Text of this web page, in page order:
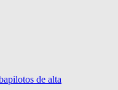
pilotos de alta